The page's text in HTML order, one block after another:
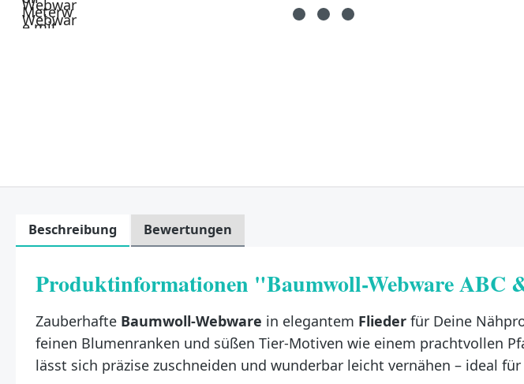
Beschreibung Bewertungen
Produktinformationen "Baumwoll-Webware ABC
Zauberhafte Baumwoll-Webware in elegantem Flieder für Deine
feinen Blumenranken und süßen Tier-Motiven wie einem prachtvollen
lässt sich präzise zuschneiden und wunderbar leicht vernähen – ideal